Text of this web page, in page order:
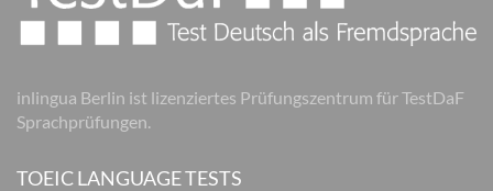
inlingua Berlin ist lizenziertes Prüfungszentrum für TestDaF
Sprachprüfungen.
TOEIC LANGUAGE TESTS